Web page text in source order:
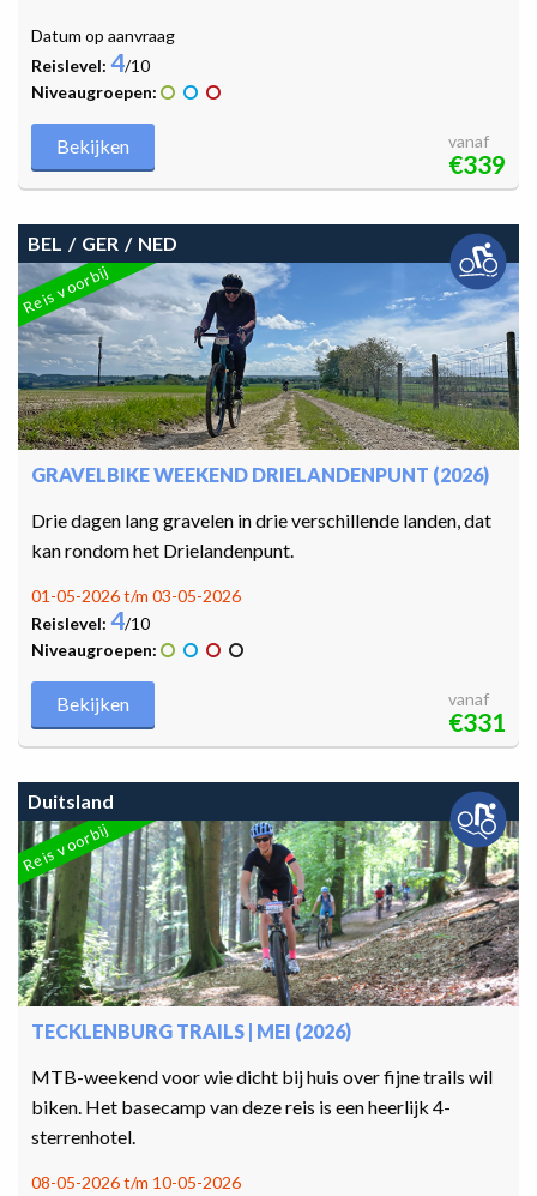
Datum op aanvraag
Reislevel: 4/10
Niveaugroepen:
Bekijken vanaf
€339
BEL GER NED
Reis voorbij
GRAVELBIKE WEEKEND DRIELANDENPUNT (2026)
Drie dagen lang gravelen in drie verschillende landen, dat
kan rondom het Drielandenpunt.
01-05-2026 t/m 03-05-2026
Reislevel: 4/10
Niveaugroepen:
Bekijken vanaf
€331
Duitsland
Reis voorbij
TECKLENBURG TRAILS | MEI (2026)
MTB-weekend voor wie dicht bij huis over fijne trails wil
biken. Het basecamp van deze reis is een heerlijk 4-
sterrenhotel.
08-05-2026 t/m 10-05-2026